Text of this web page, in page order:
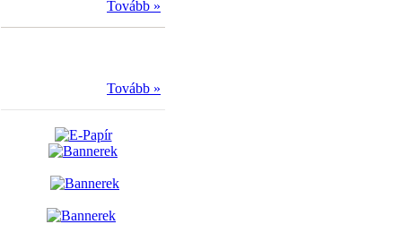
Tovább »
Tovább »